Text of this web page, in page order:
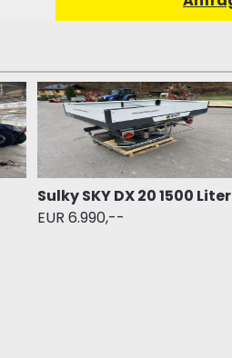
Sulky SKY DX 20 1500 Liter
EUR 6.990,--